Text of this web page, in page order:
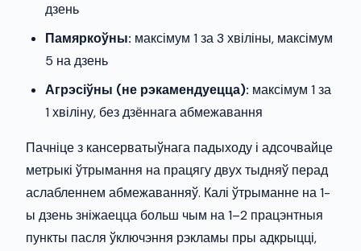
дзень
Памяркоўны: максімум 1 за 3 хвіліны, максімум
5 на дзень
Агрэсіўны (не рэкамендуецца): максімум 1 за
1 хвіліну, без дзённага абмежавання
Пачніце з кансерватыўнага падыходу і адсочвайце
метрыкі ўтрымання на працягу двух тыдняў перад
аслабленнем абмежаванняў. Калі ўтрыманне на 1-
ы дзень зніжаецца больш чым на 1–2 працэнтныя
пункты пасля ўключэння рэкламы пры адкрыцці,